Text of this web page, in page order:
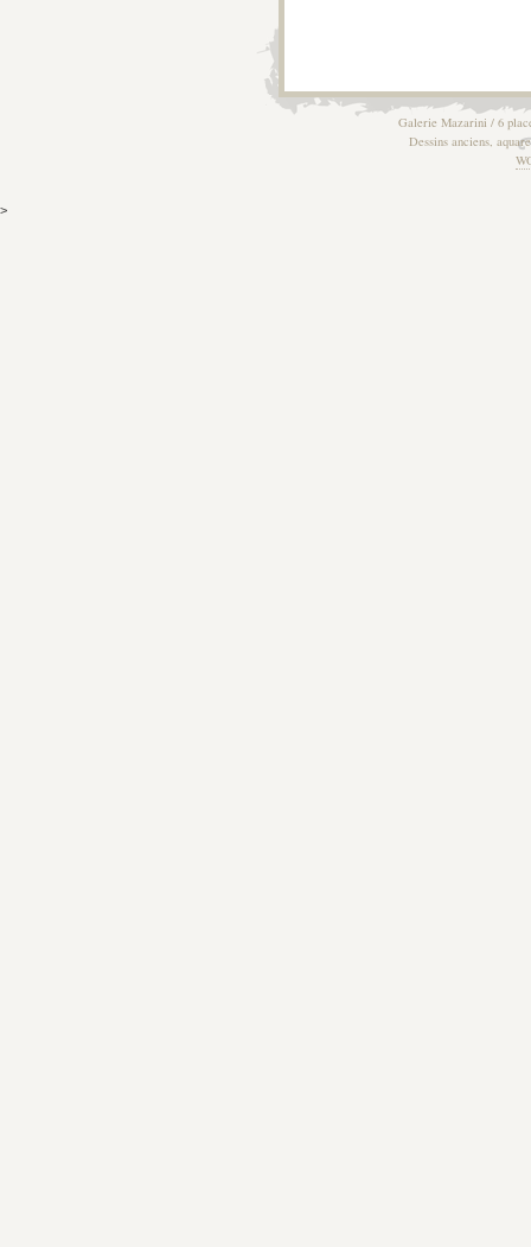
Galerie Mazarini / 6
Dessins anciens,
>